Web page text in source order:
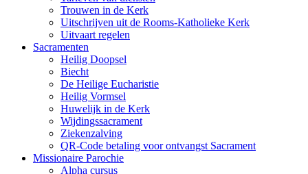
Trouwen in de Kerk
Uitschrijven uit de Rooms-Katholieke Kerk
Uitvaart regelen
Sacramenten
Heilig Doopsel
Biecht
De Heilige Eucharistie
Heilig Vormsel
Huwelijk in de Kerk
Wijdingssacrament
Ziekenzalving
QR-Code betaling voor ontvangst Sacrament
Missionaire Parochie
Alpha cursus